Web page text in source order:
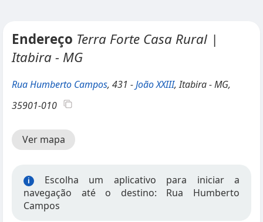
Endereço Terra Forte Casa Rural |
Itabira - MG
Rua Humberto Campos, 431 -João XXIII, Itabira - MG,
35901-010
Ver mapa
i
Escolha um aplicativo para iniciar a
navegação até o destino: Rua Humberto
Campos